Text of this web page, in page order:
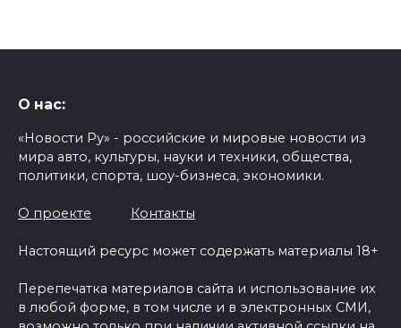
О нас:
«Новости Ру» - российские и мировые новости из
мира авто, культуры, науки и техники, общества,
политики, спорта, шоу-бизнеса, экономики.
О проекте Контакты
Настоящий ресурс может содержать материалы 18+
Перепечатка материалов сайта и использование их
в любой форме, в том числе и в электронных СМИ,